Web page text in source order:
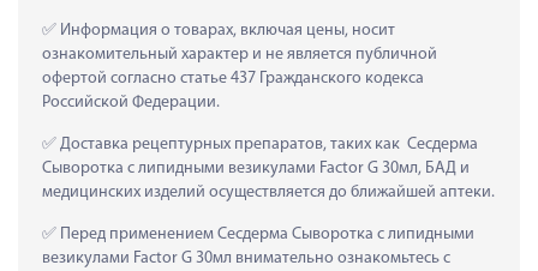
Информация о товарах, включая цены, носит
ознакомительный характер и не является публичной
офертой согласно статье 437 Гражданского кодекса
Российской Федерации.
Доставка рецептурных препаратов, таких как  Сесдерма
Сыворотка с липидными везикулами Factor G 30мл, БАД и
медицинских изделий осуществляется до ближайшей аптеки.
Перед применением Сесдерма Сыворотка с липидными
везикулами Factor G 30мл внимательно ознакомьтесь с